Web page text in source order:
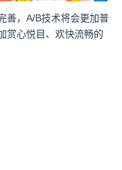
善，A/B技术将会更加普
赏心悦目、欢快流畅的